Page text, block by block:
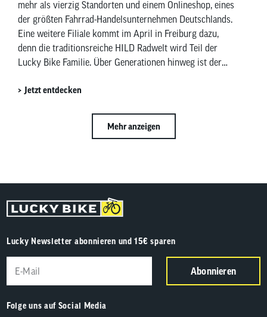
mehr als vierzig Standorten und einem Onlineshop, eines
der größten Fahrrad-Handelsunternehmen Deutschlands.
Eine weitere Filiale kommt im April in Freiburg dazu,
denn die traditionsreiche HILD Radwelt wird Teil der
Lucky Bike Familie. Über Generationen hinweg ist der
Breisgau. […]
Jetzt entdecken
Mehr anzeigen
Lucky Newsletter abonnieren und 15€ sparen
Abonnieren
Folge uns auf Social Media